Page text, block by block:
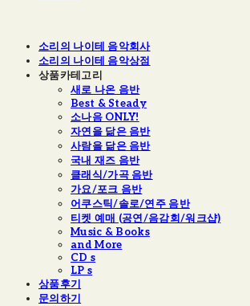
소리의 나이테 음악회사
소리의 나이테 음악상점
상품카테고리
새로 나온 음반
Best & Steady
소나음 ONLY!
자연을 닮은 음반
사람을 닮은 음반
국내 재즈 음반
클래식/가곡 음반
가요/포크 음반
어쿠스틱/솔로/연주 음반
티켓 예매 (공연/음감회/워크샵)
Music & Books
and More
CD s
LP s
상품후기
문의하기